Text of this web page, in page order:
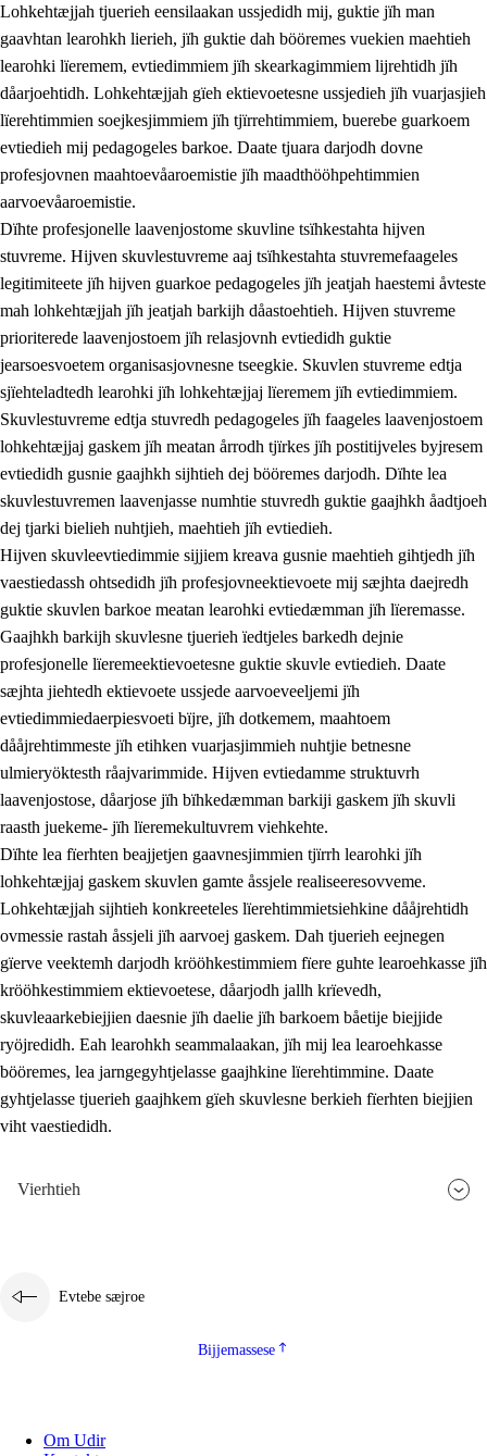
Lohkehtæjjah tjuerieh eensilaakan ussjedidh mij, guktie jïh man
gaavhtan learohkh lierieh, jïh guktie dah bööremes vuekien maehtieh
learohki lïeremem, evtiedimmiem jïh skearkagimmiem lijrehtidh jïh
dåarjoehtidh. Lohkehtæjjah gïeh ektievoetesne ussjedieh jïh vuarjasjieh
lïerehtimmien soejkesjimmiem jïh tjïrrehtimmiem, buerebe guarkoem
evtiedieh mij pedagogeles barkoe. Daate tjuara darjodh dovne
profesjovnen maahtoevåaroemistie jïh maadthööhpehtimmien
aarvoevåaroemistie.
Dïhte profesjonelle laavenjostome skuvline tsïhkestahta hijven
stuvreme. Hijven skuvlestuvreme aaj tsïhkestahta stuvremefaageles
legitimiteete jïh hijven guarkoe pedagogeles jïh jeatjah haestemi åvteste
mah lohkehtæjjah jïh jeatjah barkijh dåastoehtieh. Hijven stuvreme
prioriterede laavenjostoem jïh relasjovnh evtiedidh guktie
jearsoesvoetem organisasjovnesne tseegkie. Skuvlen stuvreme edtja
sjïehteladtedh learohki jïh lohkehtæjjaj lïeremem jïh evtiedimmiem.
Skuvlestuvreme edtja stuvredh pedagogeles jïh faageles laavenjostoem
lohkehtæjjaj gaskem jïh meatan årrodh tjïrkes jïh postitijveles byjresem
evtiedidh gusnie gaajhkh sijhtieh dej bööremes darjodh. Dïhte lea
skuvlestuvremen laavenjasse numhtie stuvredh guktie gaajhkh åadtjoeh
dej tjarki bielieh nuhtjieh, maehtieh jïh evtiedieh.
Hijven skuvleevtiedimmie sijjiem kreava gusnie maehtieh gihtjedh jïh
vaestiedassh ohtsedidh jïh profesjovneektievoete mij sæjhta daejredh
guktie skuvlen barkoe meatan learohki evtiedæmman jïh lïeremasse.
Gaajhkh barkijh skuvlesne tjuerieh ïedtjeles barkedh dejnie
profesjonelle lïeremeektievoetesne guktie skuvle evtiedieh. Daate
sæjhta jiehtedh ektievoete ussjede aarvoeveeljemi jïh
evtiedimmiedaerpiesvoeti bïjre, jïh dotkemem, maahtoem
dååjrehtimmeste jïh etihken vuarjasjimmieh nuhtjie betnesne
ulmieryöktesth råajvarimmide. Hijven evtiedamme struktuvrh
laavenjostose, dåarjose jïh bïhkedæmman barkiji gaskem jïh skuvli
raasth juekeme- jïh lïeremekultuvrem viehkehte.
Dïhte lea fïerhten beajjetjen gaavnesjimmien tjïrrh learohki jïh
lohkehtæjjaj gaskem skuvlen gamte åssjele realiseeresovveme.
Lohkehtæjjah sijhtieh konkreeteles lïerehtimmietsiehkine dååjrehtidh
ovmessie rastah åssjeli jïh aarvoej gaskem. Dah tjuerieh eejnegen
gïerve veektemh darjodh krööhkestimmiem fïere guhte learoehkasse jïh
krööhkestimmiem ektievoetese, dåarjodh jallh krïevedh,
skuvleaarkebiejjien daesnie jïh daelie jïh barkoem båetije biejjide
ryöjredidh. Eah learohkh seammalaakan, jïh mij lea learoehkasse
bööremes, lea jarngegyhtjelasse gaajhkine lïerehtimmine. Daate
gyhtjelasse tjuerieh gaajhkem gïeh skuvlesne berkieh fïerhten biejjien
viht vaestiedidh.
Vierhtieh
Evtebe sæjroe
Bijjemassese
Om Udir